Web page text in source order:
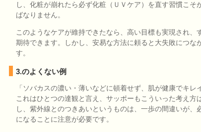
し、化粧が崩れたら必ず化粧（ＵＶケア）を直す習慣こそ
ばなりません。
このようなケアが維持できたなら、高い目標も実現され、
期待できます。しかし、安易な方法に頼ると大失敗につな
す。
3.のよくない例
「ソバカスの濃い・薄いなどに頓着せず、肌が健康でキレ
これはひとつの達観と言え、サッポーもこういった考え方
し、紫外線とのつきあいというものは、一歩の間違いが、
になることに注意が必要です。